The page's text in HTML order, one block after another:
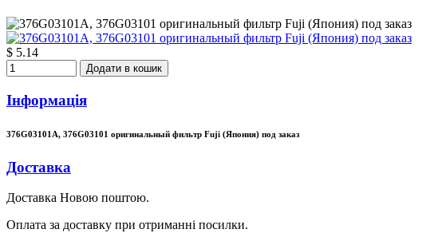
$ 5.14
Додати в кошик
Інформація
376G03101A, 376G03101 оригинальный фильтр Fuji (Япония) под заказ
Доставка
Доставка Новою поштою.
Оплата за доставку при отриманні посилки.